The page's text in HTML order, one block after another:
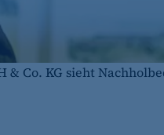
& Co. KG sieht